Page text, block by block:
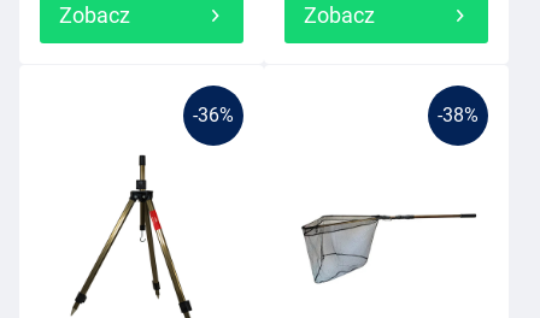
Zobacz Zobacz
-36% -38%